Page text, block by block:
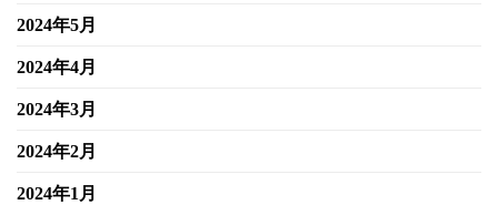
2024年5月
2024年4月
2024年3月
2024年2月
2024年1月